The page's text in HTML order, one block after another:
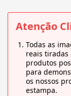
Atenção
Todas as
reais
produtos
para
os nossos
estampa.